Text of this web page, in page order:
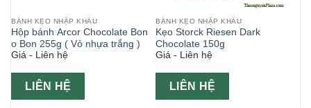
BÁNH KẸO NHẬP KHẨU
Hộp bánh Arcor Chocolate Bon
o Bon 255g ( Vỏ nhựa trắng )
Giá - Liên hệ
LIÊN HỆ
BÁNH KẸO NHẬP KHẨU
Kẹo Storck Riesen Dark
Chocolate 150g
Giá - Liên hệ
LIÊN HỆ